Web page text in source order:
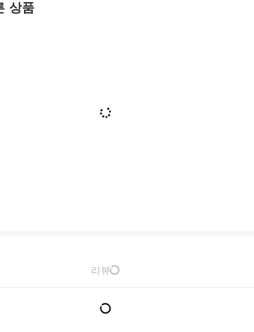
상품
리뷰